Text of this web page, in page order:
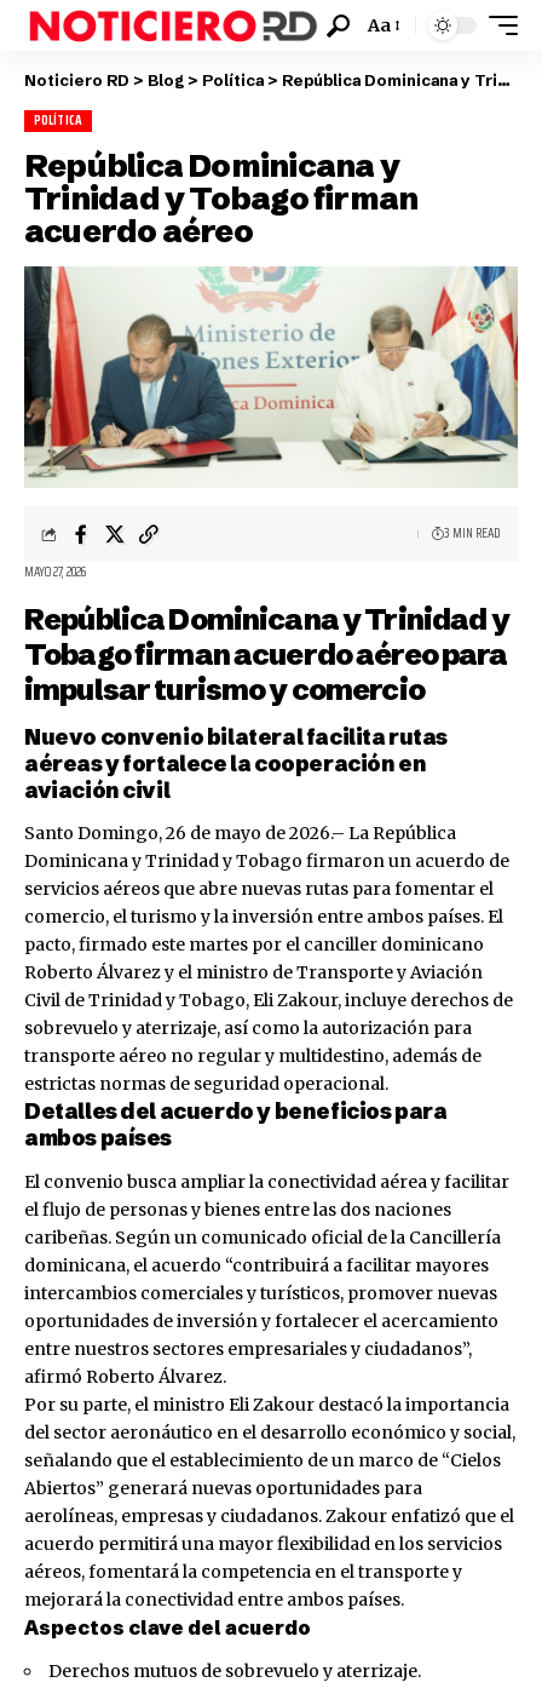
Aa
Noticiero RD > Blog > Política > República Dominicana y Trinidad y Tobago firman acuerdo aéreo
POLÍTICA
República Dominicana y
Trinidad y Tobago firman
acuerdo aéreo
MAYO 27, 2026
3 MIN READ
República Dominicana y Trinidad y
Tobago firman acuerdo aéreo para
impulsar turismo y comercio
Nuevo convenio bilateral facilita rutas
aéreas y fortalece la cooperación en
aviación civil
Santo Domingo, 26 de mayo de 2026.– La República
Dominicana y Trinidad y Tobago firmaron un acuerdo de
servicios aéreos que abre nuevas rutas para fomentar el
comercio, el turismo y la inversión entre ambos países. El
pacto, firmado este martes por el canciller dominicano
Roberto Álvarez y el ministro de Transporte y Aviación
Civil de Trinidad y Tobago, Eli Zakour, incluye derechos de
sobrevuelo y aterrizaje, así como la autorización para
transporte aéreo no regular y multidestino, además de
estrictas normas de seguridad operacional.
Detalles del acuerdo y beneficios para
ambos países
El convenio busca ampliar la conectividad aérea y facilitar
el flujo de personas y bienes entre las dos naciones
caribeñas. Según un comunicado oficial de la Cancillería
dominicana, el acuerdo “contribuirá a facilitar mayores
intercambios comerciales y turísticos, promover nuevas
oportunidades de inversión y fortalecer el acercamiento
entre nuestros sectores empresariales y ciudadanos”,
afirmó Roberto Álvarez.
Por su parte, el ministro Eli Zakour destacó la importancia
del sector aeronáutico en el desarrollo económico y social,
señalando que el establecimiento de un marco de “Cielos
Abiertos” generará nuevas oportunidades para
aerolíneas, empresas y ciudadanos. Zakour enfatizó que el
acuerdo permitirá una mayor flexibilidad en los servicios
aéreos, fomentará la competencia en el transporte y
mejorará la conectividad entre ambos países.
Aspectos clave del acuerdo
Derechos mutuos de sobrevuelo y aterrizaje.